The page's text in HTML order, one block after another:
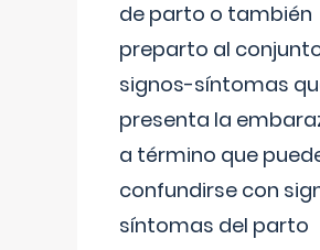
de parto o también
preparto al
signos-síntomas
presenta la
a término que
confundirse con
síntomas del parto